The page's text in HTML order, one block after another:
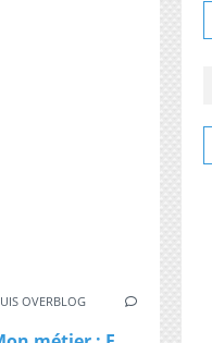
OVERBLOG